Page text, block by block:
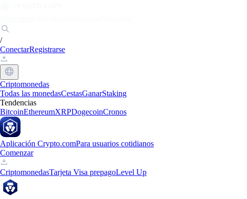
/
ConectarRegistrarse
Criptomonedas
Todas las monedasCestasGanarStaking
Tendencias
BitcoinEthereumXRPDogecoinCronos
Aplicación Crypto.comPara usuarios cotidianos
Comenzar
CriptomonedasTarjeta Visa prepagoLevel Up